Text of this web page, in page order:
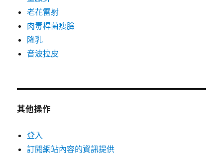
老花雷射
肉毒桿菌瘦臉
隆乳
音波拉皮
其他操作
登入
訂閱網站內容的資訊提供